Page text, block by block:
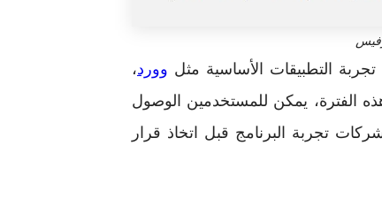
التطبيقات الأساسية مثل وورد،
محددة، غالبًا 30 يومًا. خلال هذه الفترة، يمكن للمستخدمين الوصول
تجربة البرنامج قبل اتخاذ قرار